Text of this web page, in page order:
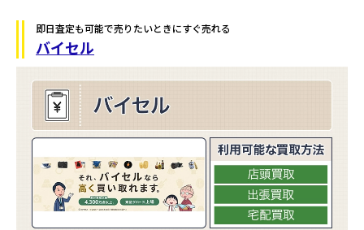
即日査定も可能で売りたいときにすぐ売れる
バイセル